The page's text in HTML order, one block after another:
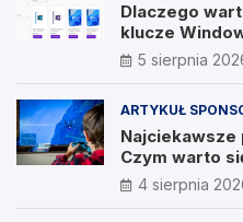
Dlaczego
klucze
5 sierpnia
ARTYKUŁ
Czym warto
4 sierpnia